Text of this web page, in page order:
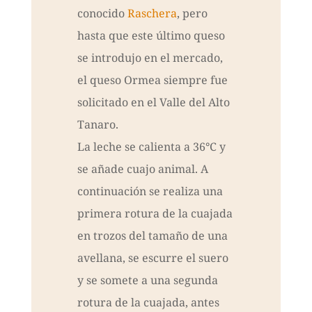
conocidoRaschera, pero
hasta que este último queso
se introdujo en el mercado,
el queso Ormea siempre fue
solicitado en el Valle del Alto
Tanaro.
La leche se calienta a 36°C y
se añade cuajo animal. A
continuación se realiza una
primera rotura de la cuajada
en trozos del tamaño de una
avellana, se escurre el suero
y se somete a una segunda
rotura de la cuajada, antes